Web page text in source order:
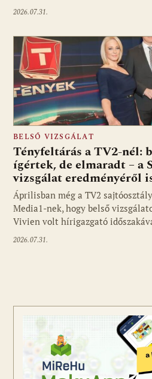
2026.07.31.
BELSŐ VIZSGÁLAT
Tényfeltárás a TV2-nél:
ígértek, de elmaradt – a
vizsgálat eredményéről
Áprilisban még a TV2
Media1-nek, hogy belső
Vivien volt hírigazgató
2026.07.31.